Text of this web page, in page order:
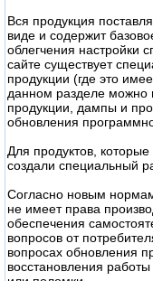
Вся продукция
виде и содержит
облегчения настройки
сайте существует
продукции (где это
данном разделе можно
продукции, дампы и
обновления
Для продуктов,
создали специальный
Согласно новым
не имеет права
обеспечения
вопросов от
вопросах обновления
восстановления